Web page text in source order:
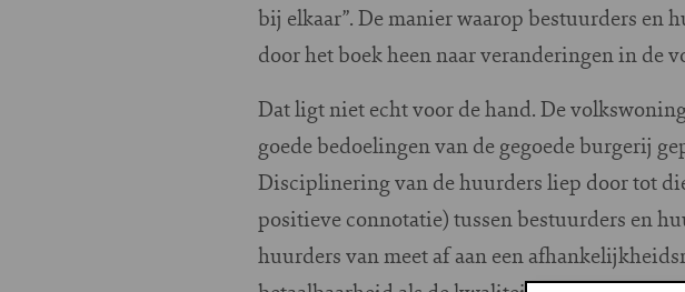
bij elkaar”. De manier waarop bestuurders en
door het boek heen naar veranderingen in de
Dat ligt niet echt voor de hand. De
goede bedoelingen van de gegoede burgerij
Disciplinering van de huurders liep door tot
positieve connotatie) tussen bestuurders en
huurders van meet af aan een